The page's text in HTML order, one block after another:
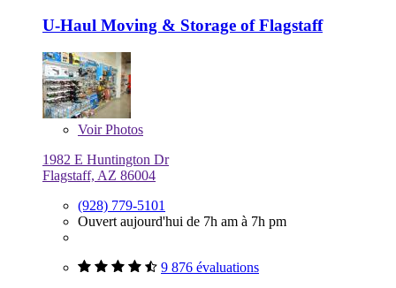
U-Haul Moving & Storage of Flagstaff
VoirPhotos
1982 E Huntington Dr
Flagstaff, AZ 86004
(928) 779-5101
Ouvert aujourd'hui de 7h am à 7h pm
9 876 évaluations